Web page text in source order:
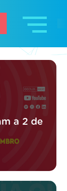
a 2 de